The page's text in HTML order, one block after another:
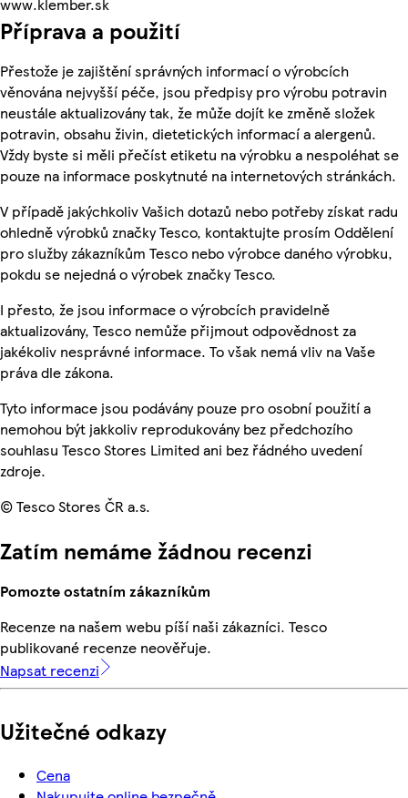
Příprava a použití
Přestože je zajištění správných informací o výrobcích
věnována nejvyšší péče, jsou předpisy pro výrobu potravin
neustále aktualizovány tak, že může dojít ke změně složek
potravin, obsahu živin, dietetických informací a alergenů.
Vždy byste si měli přečíst etiketu na výrobku a nespoléhat se
pouze na informace poskytnuté na internetových stránkách.
V případě jakýchkoliv Vašich dotazů nebo potřeby získat radu
ohledně výrobků značky Tesco, kontaktujte prosím Oddělení
pro služby zákazníkům Tesco nebo výrobce daného výrobku,
pokdu se nejedná o výrobek značky Tesco.
I přesto, že jsou informace o výrobcích pravidelně
aktualizovány, Tesco nemůže přijmout odpovědnost za
jakékoliv nesprávné informace. To však nemá vliv na Vaše
práva dle zákona.
Tyto informace jsou podávány pouze pro osobní použití a
nemohou být jakkoliv reprodukovány bez předchozího
souhlasu Tesco Stores Limited ani bez řádného uvedení
zdroje.
© Tesco Stores ČR a.s.
Zatím nemáme žádnou recenzi
Pomozte ostatním zákazníkům
Recenze na našem webu píší naši zákazníci. Tesco
publikované recenze neověřuje.
Napsat recenzi
Užitečné odkazy
Cena